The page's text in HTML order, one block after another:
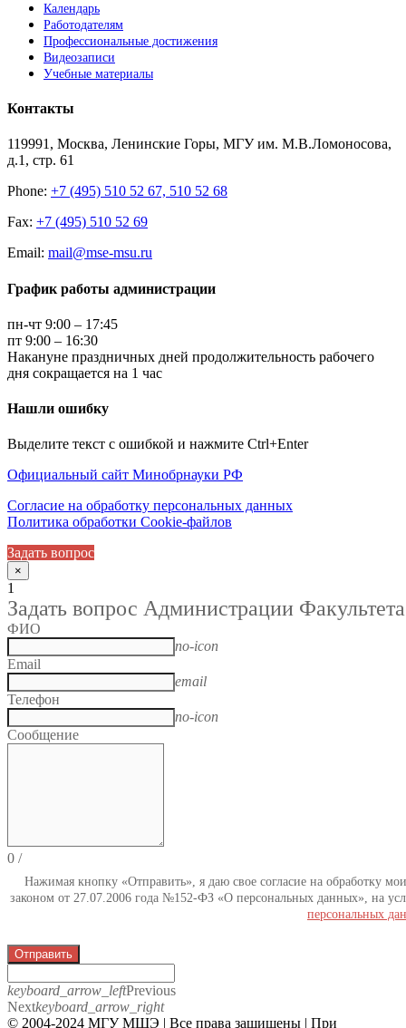
Календарь
Работодателям
Профессиональные достижения
Видеозаписи
Учебные материалы
Контакты
119991, Москва, Ленинские Горы, МГУ им. М.В.Ломоносова,
д.1, стр. 61
Phone: +7 (495) 510 52 67, 510 52 68
Fax: +7 (495) 510 52 69
Email: mail@mse-msu.ru
График работы администрации
пн-чт 9:00 – 17:45
пт 9:00 – 16:30
Накануне праздничных дней продолжительность рабочего
дня сокращается на 1 час
Нашли ошибку
Выделите текст с ошибкой и нажмите Ctrl+Enter
Официальный сайт Минобрнауки РФ
Согласие на обработку персональных данных
Политика обработки Cookie-файлов
Задать вопрос
×
1
Задать вопрос Администрации Факультета
ФИО
no-icon
Email
email
Телефон
no-icon
Сообщение
0 /
Нажимая кнопку «Отправить», я даю свое согласие на обработку
законом от 27.07.2006 года №152-ФЗ «О персональных данных», на
персональных
Отправить
keyboard_arrow_leftPrevious
Nextkeyboard_arrow_right
© 2004-2024 МГУ МШЭ | Все права защищены | При